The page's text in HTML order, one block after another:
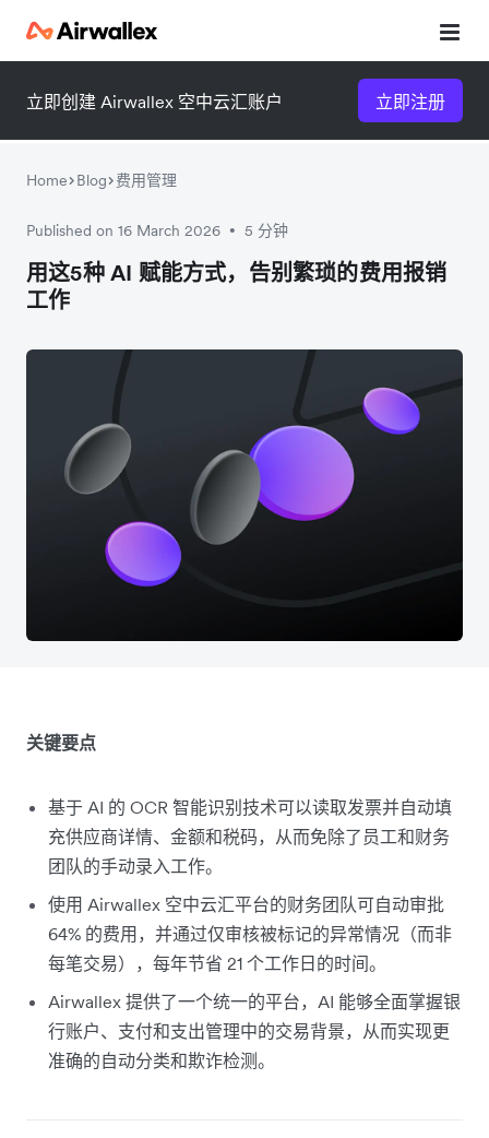
立即创建 Airwallex 空中云汇账户 立即注册
Home Blog 费用管理
Published on 16 March 2026 • 5 分钟
用这5种 AI 赋能方式，告别繁琐的费用报销
工作
关键要点
基于 AI 的 OCR 智能识别技术可以读取发票并自动填
充供应商详情、金额和税码，从而免除了员工和财务
团队的手动录入工作。
使用 Airwallex 空中云汇平台的财务团队可自动审批
64% 的费用，并通过仅审核被标记的异常情况（而非
每笔交易），每年节省 21 个工作日的时间。
Airwallex 提供了一个统一的平台，AI 能够全面掌握银
行账户、支付和支出管理中的交易背景，从而实现更
准确的自动分类和欺诈检测。
微信扫一扫，点击手机右上角
微信扫一扫，点击手机右上角